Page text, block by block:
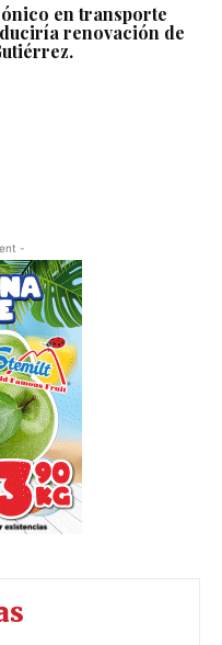
en transporte
renovación de
-